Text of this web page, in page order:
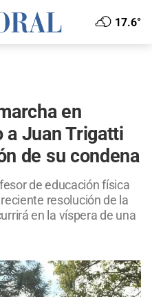
17.6°
en
a Juan Trigatti
de su condena
de educación física
resolución de la
en la víspera de una